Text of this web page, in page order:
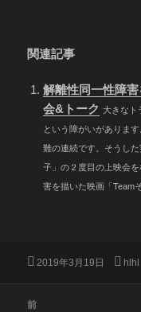
関連記事
解離性同一性障
会&トーク 大きなト
という障がいがありま
難の連続です。そうし
子」の２度目の上映会
害を描いた映画「Team
投
2019年3月19日
作
hlhl
前